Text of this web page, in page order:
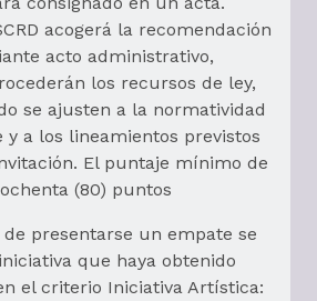
acogerá la recomendación
acto administrativo,
los recursos de ley,
se ajusten a la normatividad
y a los lineamientos previstos
El puntaje mínimo de
(80) puntos
de presentarse un empate se
que haya obtenido
el criterio Iniciativa Artística: